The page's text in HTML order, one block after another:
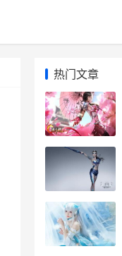
热门文章